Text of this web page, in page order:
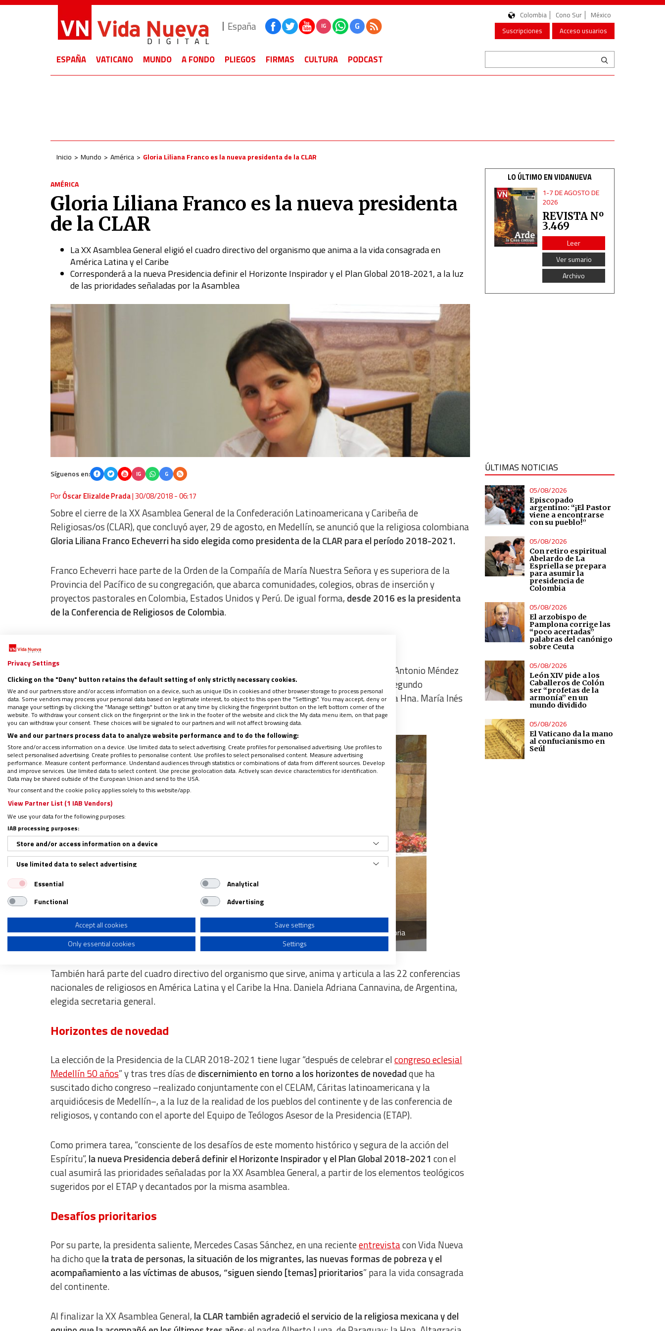
España IG G
Colombia Cono Sur
México
Suscripciones
Acceso usuarios
ESPAÑA VATICANO MUNDO A FONDO PLIEGOS FIRMAS CULTURA PODCAST
Inicio Mundo América Gloria Liliana Franco es la nueva presidenta de la CLAR
AMÉRICA
Gloria Liliana Franco es la nueva presidenta
de la CLAR
La XX Asamblea General eligió el cuadro directivo del organismo que anima a la vida consagrada en
América Latina y el Caribe
Corresponderá a la nueva Presidencia definir el Horizonte Inspirador y el Plan Global 2018-2021, a la luz
de las prioridades señaladas por la Asamblea
Síguenos en: IG G
PorÓscar Elizalde Prada|30/08/2018 - 06:17
Sobre el cierre de la XX Asamblea General de la Confederación Latinoamericana y Caribeña de
Religiosas/os (CLAR), que concluyó ayer, 29 de agosto, en Medellín, se anunció que la religiosa colombiana
Gloria Liliana Franco Echeverri ha sido elegida como presidenta de la CLAR para el período 2018-2021.
Franco Echeverri hace parte de la Orden de la Compañía de María Nuestra Señora y es superiora de la
Provincia del Pacífico de su congregación, que abarca comunidades, colegios, obras de inserción y
proyectos pastorales en Colombia, Estados Unidos y Perú. De igual forma, desde 2016 es la presidenta
de la Conferencia de Religiosos de Colombia.
La acompañarán en la Presidencia de la CLAR, en este nuevo trienio, el padre Francisco Antonio Méndez
Serrano, de Venezuela (primer vicepresidente), el Hno. José Sánchez Bravo, de México (segundo
vicepresidente), la Hna. Nancy Negrón Ortiz, de Puerto Rico (tercera vicepresidenta), y la Hna. María Inés
Castellaro, de Argentina (cuarta vicepresidenta).
Presidencia de la CLAR 2018-2021. De izquierda a derecha: Francisco Méndez, María Inés Castellano, Gloria
Liliana Franco, Nancy Negrón y José Sánchez. Ausente: Daniela Cannavina / Foto: CLAR
También hará parte del cuadro directivo del organismo que sirve, anima y articula a las 22 conferencias
nacionales de religiosos en América Latina y el Caribe la Hna. Daniela Adriana Cannavina, de Argentina,
elegida secretaria general.
Horizontes de novedad
La elección de la Presidencia de la CLAR 2018-2021 tiene lugar “después de celebrar elcongreso eclesial
Medellín 50 años” y tras tres días dediscernimiento en torno a los horizontes de novedadque ha
suscitado dicho congreso –realizado conjuntamente con el CELAM, Cáritas latinoamericana y la
arquidiócesis de Medellín–, a la luz de la realidad de los pueblos del continente y de las conferencia de
religiosos, y contando con el aporte del Equipo de Teólogos Asesor de la Presidencia (ETAP).
Como primera tarea, “consciente de los desafíos de este momento histórico y segura de la acción del
Espíritu”, la nueva Presidencia deberá definir el Horizonte Inspirador y el Plan Global 2018-2021 con el
cual asumirá las prioridades señaladas por la XX Asamblea General, a partir de los elementos teológicos
sugeridos por el ETAP y decantados por la misma asamblea.
Desafíos prioritarios
Por su parte, la presidenta saliente, Mercedes Casas Sánchez, en una recienteentrevistacon Vida Nueva
ha dicho quela trata de personas, la situación de los migrantes, las nuevas formas de pobreza y el
acompañamiento a las víctimas de abusos, “siguen siendo [temas] prioritarios” para la vida consagrada
del continente.
Al finalizar la XX Asamblea General, la CLAR también agradeció el servicio de la religiosa mexicana y del
LO ÚLTIMO EN VIDANUEVA
1-7 DE AGOSTO DE
2026
REVISTA Nº
3.469
Leer
Ver sumario
Archivo
ÚLTIMAS NOTICIAS
05/08/2026
Episcopado
argentino: “¡El Pastor
viene a encontrarse
con su pueblo!”
05/08/2026
Con retiro espiritual
Abelardo de La
Espriella se prepara
para asumir la
presidencia de
Colombia
05/08/2026
El arzobispo de
Pamplona corrige las
“poco acertadas”
palabras del canónigo
sobre Ceuta
05/08/2026
León XIV pide a los
Caballeros de Colón
ser “profetas de la
armonía” en un
mundo dividido
05/08/2026
El Vaticano da la mano
al confucianismo en
Seúl
Privacy Settings
Clicking on the "Deny" button retains the default setting of only strictly necessary cookies.
We and our partners store and/or access information on a device, such as unique IDs in cookies and other browser storage to process personal
data. Some vendors may process your personal data based on legitimate interest, to object to this open the "Settings". You may accept, deny or
manage your settings by clicking the "Manage settings" button or at any time by clicking the fingerprint button on the left bottom corner of the
website. To withdraw your consent click on the fingerprint or the link in the footer of the website and click the My data menu item, on that page
you can withdraw your consent. These choices will be signaled to our partners and will not affect browsing data.
We and our partners process data to analyze website performance and to do the following:
Store and/or access information on a device. Use limited data to select advertising. Create profiles for personalised advertising. Use profiles to
select personalised advertising. Create profiles to personalise content. Use profiles to select personalised content. Measure advertising
performance. Measure content performance. Understand audiences through statistics or combinations of data from different sources. Develop
and improve services. Use limited data to select content. Use precise geolocation data. Actively scan device characteristics for identification.
Data may be shared outside of the European Union and send to the USA.
Your consent and the cookie policy applies solely to this website/app.
View Partner List (1 IAB Vendors)
We use your data for the following purposes:
IAB processing purposes:
Store and/or access information on a device
Use limited data to select advertising
Create profiles for personalised advertising
Use profiles to select personalised advertising
Create profiles to personalise content
Use profiles to select personalised content
Measure content performance
Understand audiences through statistics or combinations of data from different sources
Develop and improve services
IAB Special Features:
Use precise geolocation data
Identify devices based on information actively requested
Non-IAB processing purposes:
Advertising
Essential
Analytical
Functional
Advertising
Accept all cookies
Save settings
Only essential cookies
Settings